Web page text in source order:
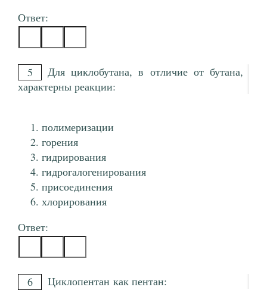
Ответ:
5
Для циклобутана, в отличие от бутана,
характерны реакции:
полимеризации
горения
гидрирования
гидрогалогенирования
присоединения
хлорирования
Ответ:
6 Циклопентан как пентан: